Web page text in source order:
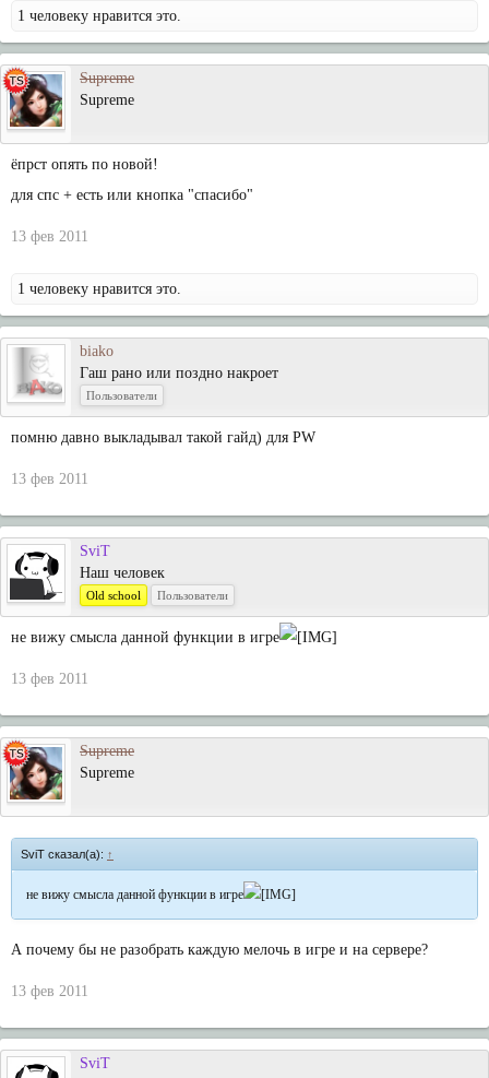
1 человеку нравится это.
Supreme
Supreme
ёпрст опять по новой!
для спс + есть или кнопка "спасибо"
13 фев 2011
1 человеку нравится это.
biako
Гаш рано или поздно накроет
Пользователи
помню давно выкладывал такой гайд) для PW
13 фев 2011
SviT
Наш человек
Old school Пользователи
не вижу смысла данной функции в игре
13 фев 2011
Supreme
Supreme
SviT сказал(а): ↑
не вижу смысла данной функции в игре
А почему бы не разобрать каждую мелочь в игре и на сервере?
13 фев 2011
SviT